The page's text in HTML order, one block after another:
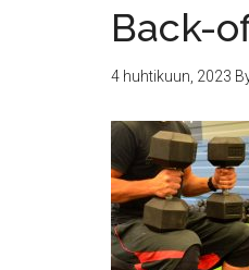
Back-
4 huhtikuun, 2023